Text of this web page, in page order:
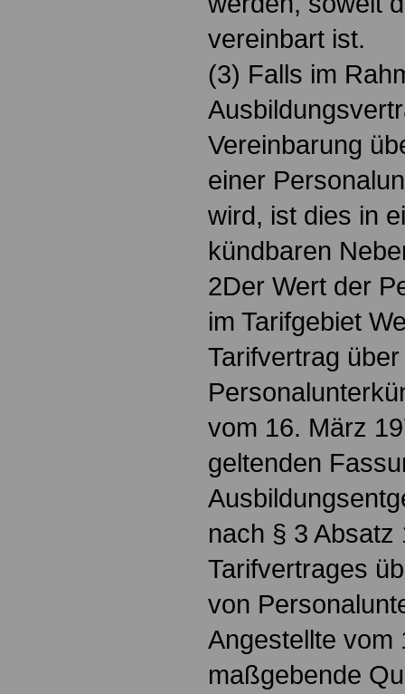
vereinbart ist.
(3) Falls im
Vereinbarung
einer
wird, ist dies in
kündbaren
2Der Wert der
im Tarifgebiet
Tarifvertrag
vom 16. März
geltenden
nach § 3
Tarifvertrages
von
Angestellte vom
maßgebende